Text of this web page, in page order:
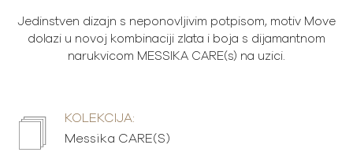
Jedinstven dizajn s neponovljivim potpisom, motiv Move
dolazi u novoj kombinaciji zlata i boja s dijamantnom
narukvicom MESSIKA CARE(s) na uzici.
KOLEKCIJA:
Messika CARE(S)